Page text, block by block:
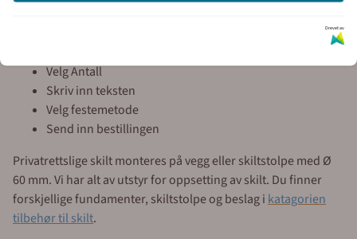
Velg Antall
Skriv inn teksten
Velg festemetode
Send inn bestillingen
Privatrettslige skilt monteres på vegg eller skiltstolpe med Ø
60 mm. Vi har alt av utstyr for oppsetting av skilt. Du finner
forskjellige fundamenter, skiltstolpe og beslag i katagorien
tilbehør til skilt.
Drevet av